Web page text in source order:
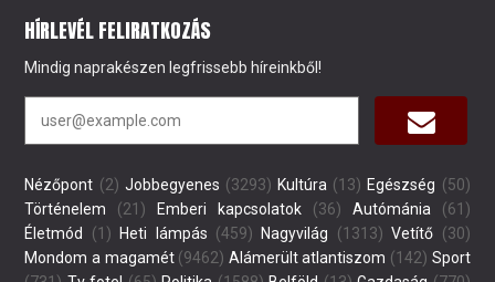
HÍRLEVÉL FELIRATKOZÁS
Mindig naprakészen legfrissebb híreinkből!
Nézőpont (2) Jobbegyenes (3293) Kultúra (13) Egészség (50)
Történelem (21) Emberi kapcsolatok (36) Autómánia (61)
Életmód
(1) Heti lámpás (459) Nagyvilág (1313) Vetítő (30)
Mondom a magamét(9462) Alámerült atlantiszom (142) Sport